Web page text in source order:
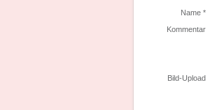
Name *
Kommentar
Bild-Upload